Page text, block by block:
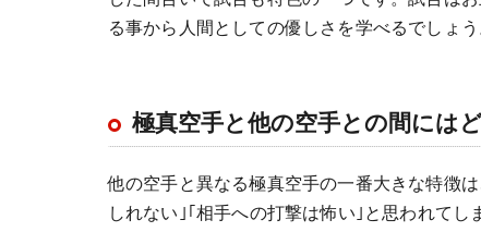
る事から人間としての優しさを学べるでしょう
極真空手と他の空手との間には
他の空手と異なる極真空手の一番大きな特徴
しれない｣｢相手への打撃は怖い｣と思われて